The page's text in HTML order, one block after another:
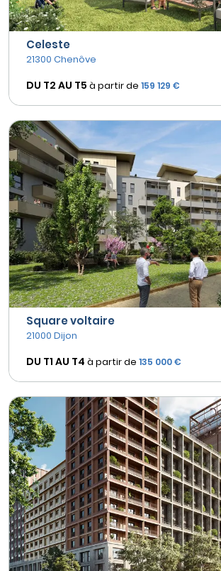
Celeste
21300 Chenôve
DU T2 AU T5 à partir de 159 129 €
Square voltaire
21000 Dijon
DU T1 AU T4 à partir de 135 000 €